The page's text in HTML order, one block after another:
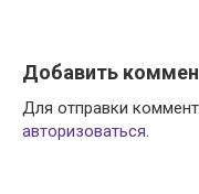
Добавить
Для отправки
авторизоваться.